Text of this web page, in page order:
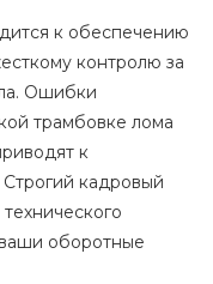
к обеспечению
контролю за
Ошибки
трамбовке лома
к
кадровый
оборотные